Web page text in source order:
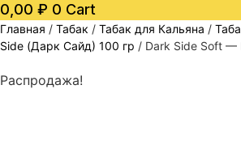
0,00 ₽ 0 Cart
Главная / Табак / Табак для Кальяна /
Side (Дарк Сайд) 100 гр / Dark Side Soft —
Распродажа!